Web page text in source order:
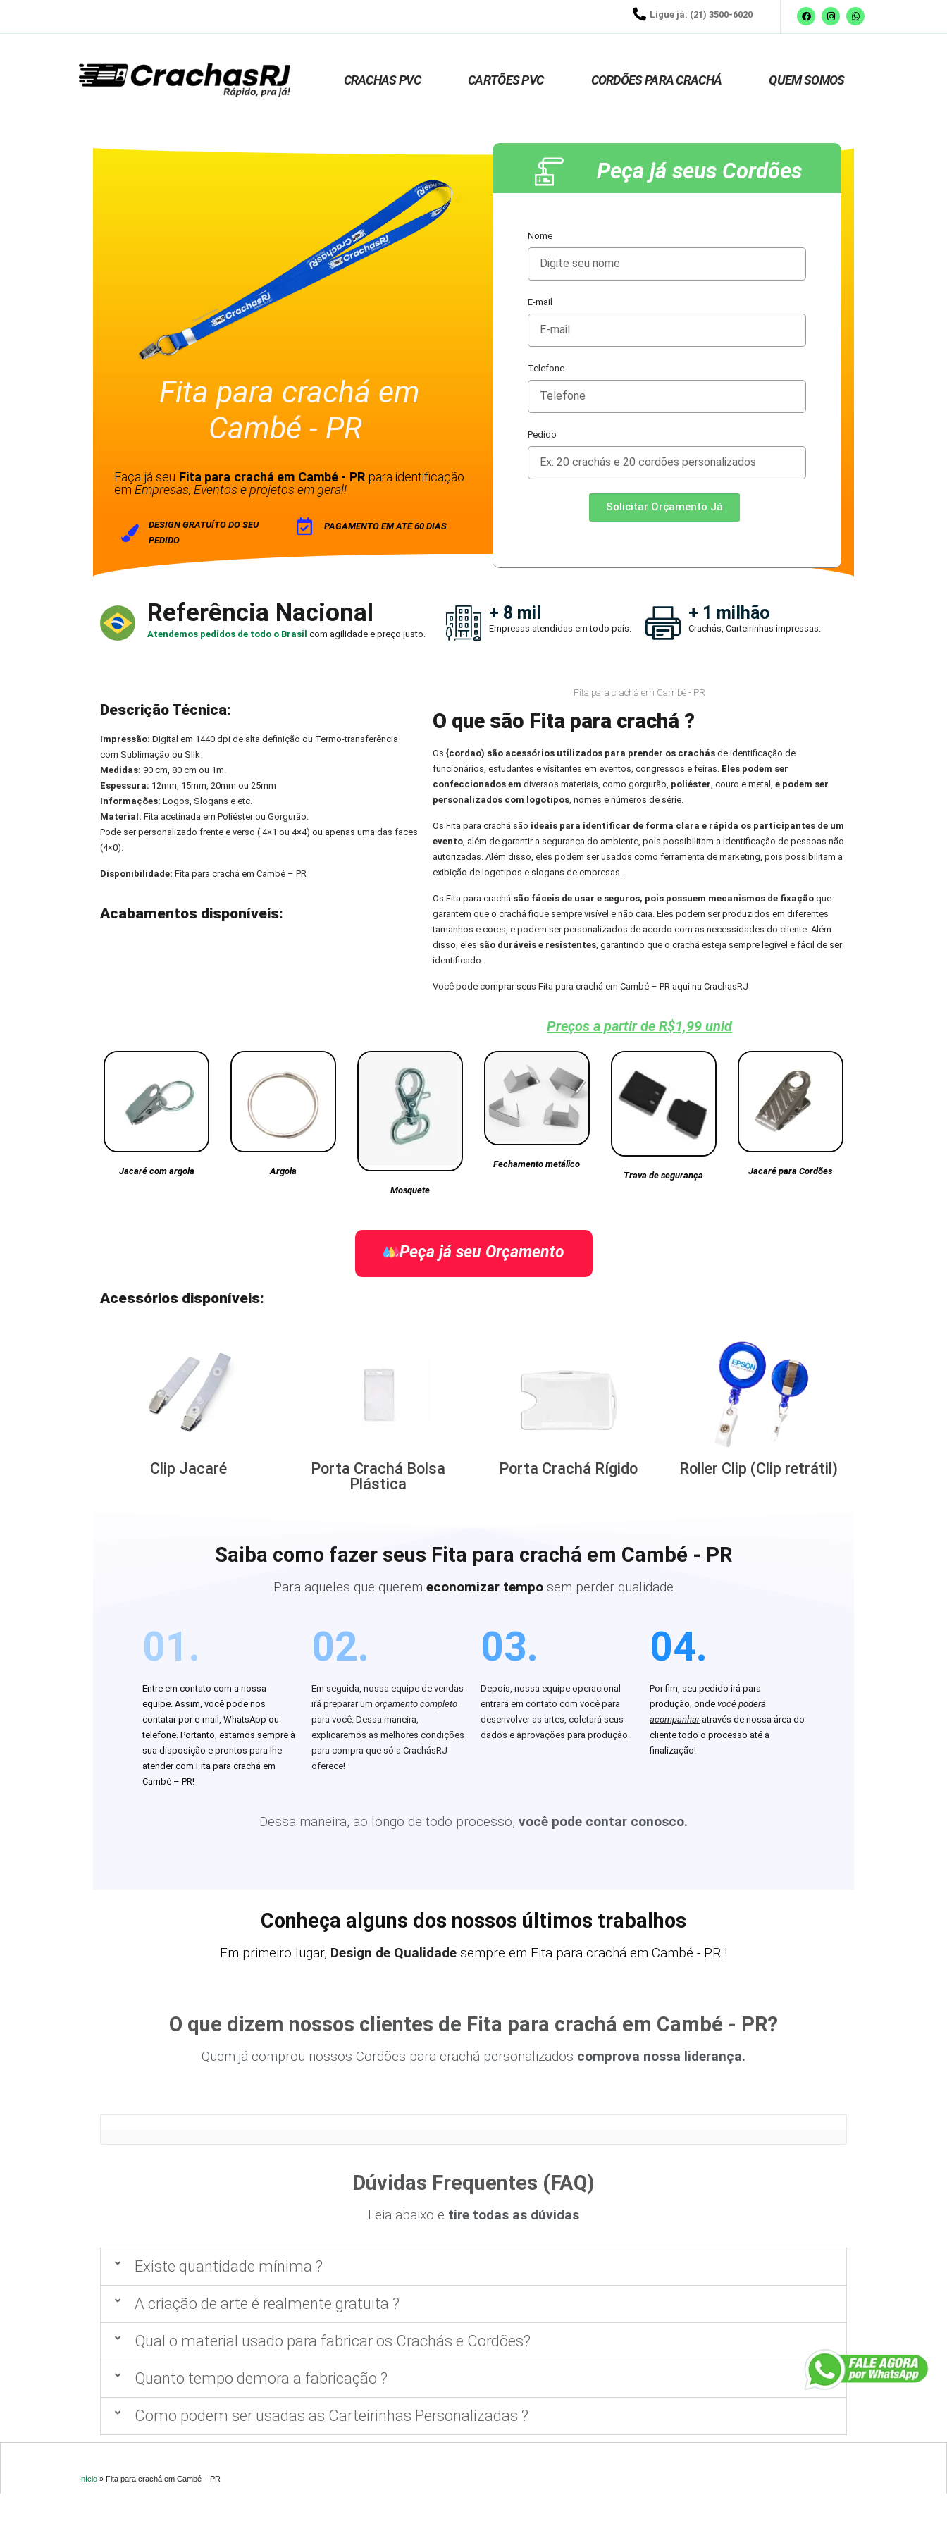
Ligue já: (21) 3500-6020
CRACHAS PVC CARTÕES PVC CORDÕES PARA CRACHÁ QUEM SOMOS
Fita para crachá em
Cambé - PR
Faça já seu Fita para crachá em Cambé - PR para identificação
emEmpresas, Eventos e projetos em geral!
DESIGN GRATUÍTO DO SEU
PEDIDO
PAGAMENTO EM ATÉ 60 DIAS
Peça já seus Cordões
Nome
E-mail
Telefone
Pedido
Solicitar Orçamento Já
Referência Nacional
Atendemos pedidos de todo o Brasilcom agilidade e preço justo.
+ 8 mil
Empresas atendidas em todo país.
+ 1 milhão
Crachás, Carteirinhas impressas.
Descrição Técnica:
Impressão: Digital em 1440 dpi de alta definição ou Termo-transferência
com Sublimação ou SIlk
Medidas: 90 cm, 80 cm ou 1m.
Espessura: 12mm, 15mm, 20mm ou 25mm
Informações:Logos, Slogans e etc.
Material: Fita acetinada em Poliéster ou Gorgurão.
Pode ser personalizado frente e verso ( 4×1 ou 4×4) ou apenas uma das faces
(4×0).
Disponibilidade:Fita para crachá em Cambé – PR
Acabamentos disponíveis:
Fita para crachá em Cambé - PR
O que são Fita para crachá ?
Os {cordao) são acessórios utilizados para prender os crachásde identificação de
funcionários, estudantes e visitantes em eventos, congressos e feiras. Eles podem ser
confeccionados em diversos materiais, como gorgurão, poliéster, couro e metal, e podem ser
personalizados com logotipos, nomes e números de série.
Os Fita para crachá são ideais para identificar de forma clara e rápida os participantes de um
evento, além de garantir a segurança do ambiente, pois possibilitam a identificação de pessoas não
autorizadas. Além disso, eles podem ser usados como ferramenta de marketing, pois possibilitam a
exibição de logotipos e slogans de empresas.
Os Fita para crachá são fáceis de usar e seguros, pois possuem mecanismos de fixaçãoque
garantem que o crachá fique sempre visível e não caia. Eles podem ser produzidos em diferentes
tamanhos e cores, e podem ser personalizados de acordo com as necessidades do cliente. Além
disso, eles são duráveis e resistentes, garantindo que o crachá esteja sempre legível e fácil de ser
identificado.
Você pode comprar seus Fita para crachá em Cambé – PR aqui na CrachasRJ
Preços a partir de R$1,99 unid
Jacaré com argola
Argola
Mosquete
Fechamento metálico
Trava de segurança
Jacaré para Cordões
Peça já seu Orçamento
Acessórios disponíveis:
Clip Jacaré
Porta Crachá Bolsa
Plástica
Porta Crachá Rígido Roller Clip (Clip retrátil)
Saiba como fazer seus Fita para crachá em Cambé - PR
Para aqueles que querem economizar tempo sem perder qualidade
01.
Entre em contato com a nossa
equipe. Assim, você pode nos
contatar por e-mail, WhatsApp ou
telefone. Portanto, estamos sempre à
sua disposição e prontos para lhe
atender com Fita para crachá em
Cambé – PR!
02.
Em seguida, nossa equipe de vendas
irá preparar um orçamento completo
para você. Dessa maneira,
explicaremos as melhores condições
para compra que só a CrachásRJ
oferece!
03.
Depois, nossa equipe operacional
entrará em contato com você para
desenvolver as artes, coletará seus
dados e aprovações para produção.
04.
Por fim, seu pedido irá para
produção, onde você poderá
acompanharatravés de nossa área do
cliente todo o processo até a
finalização!
Dessa maneira, ao longo de todo processo, você pode contar conosco.
Conheça alguns dos nossos últimos trabalhos
Em primeiro lugar, Design de Qualidade sempre em Fita para crachá em Cambé - PR !
O que dizem nossos clientes de Fita para crachá em Cambé - PR?
Quem já comprou nossos Cordões para crachá personalizados comprova nossa liderança.
Dúvidas Frequentes (FAQ)
Leia abaixo e tire todas as dúvidas
Existe quantidade mínima ?
A criação de arte é realmente gratuita ?
Qual o material usado para fabricar os Crachás e Cordões?
Quanto tempo demora a fabricação ?
Como podem ser usadas as Carteirinhas Personalizadas ?
Início » Fita para crachá em Cambé – PR